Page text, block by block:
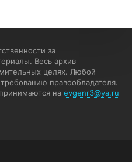
лешего вы пишите
вы напишите
сука калеки на
за
Весь архив
целях. Любой
правообладателя.
на evgenr3@ya.ru